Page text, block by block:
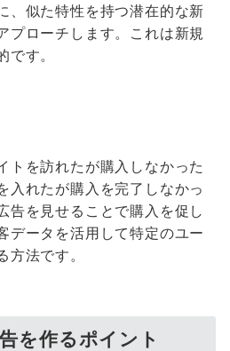
、似た特性を持つ潜在的な新
プローチします。これは新規
す。
トを訪れたが購入しなかった
入れたが購入を完了しなかっ
告を見せることで購入を促し
データを活用して特定のユー
法です。
を作るポイント